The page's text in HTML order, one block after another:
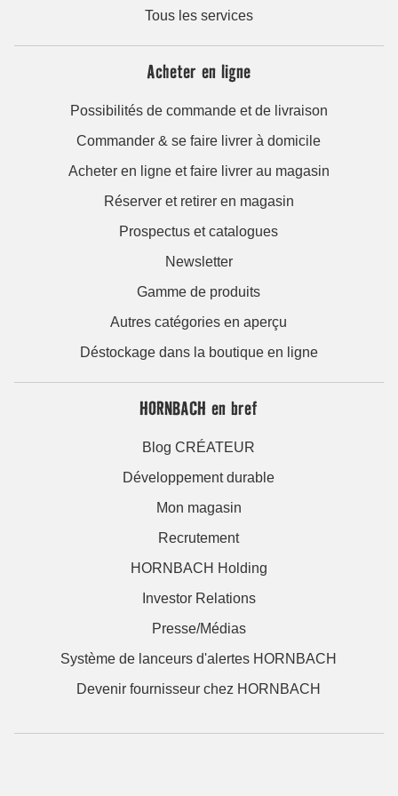
Tous les services
Acheter en ligne
Possibilités de commande et de livraison
Commander & se faire livrer à domicile
Acheter en ligne et faire livrer au magasin
Réserver et retirer en magasin
Prospectus et catalogues
Newsletter
Gamme de produits
Autres catégories en aperçu
Déstockage dans la boutique en ligne
HORNBACH en bref
Blog CRÉATEUR
Développement durable
Mon magasin
Recrutement
HORNBACH Holding
Investor Relations
Presse/Médias
Système de lanceurs d'alertes HORNBACH
Devenir fournisseur chez HORNBACH